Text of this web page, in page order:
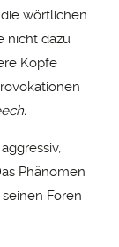
wörtlichen
nicht dazu
Köpfe
Phänomen
Foren